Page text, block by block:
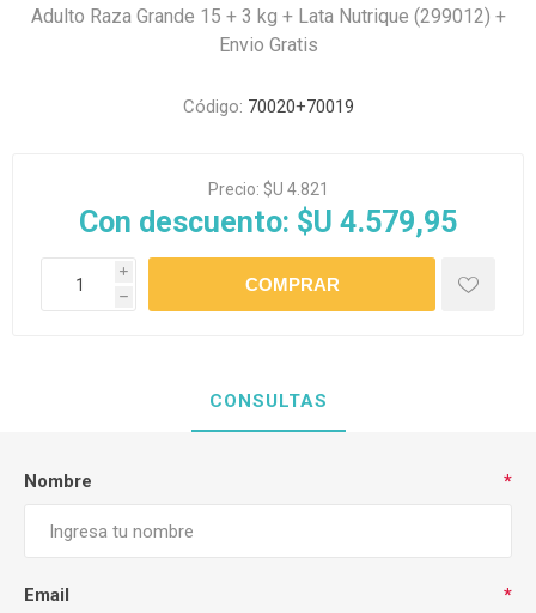
Adulto Raza Grande 15 + 3 kg + Lata Nutrique (299012) +
Envio Gratis
Código: 70020+70019
Precio: $U 4.821
Con descuento: $U 4.579,95
i
h
CONSULTAS
Nombre *
Email *